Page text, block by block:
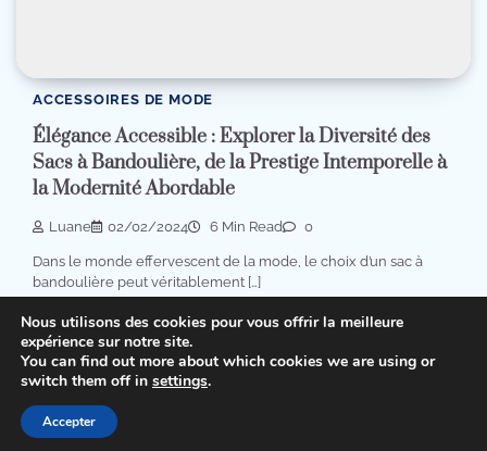
ACCESSOIRES DE MODE
Élégance Accessible : Explorer la Diversité des
Sacs à Bandoulière, de la Prestige Intemporelle à
la Modernité Abordable
Luane 02/02/2024 6 Min Read 0
Dans le monde effervescent de la mode, le choix d’un sac à
bandoulière peut véritablement […]
Copyright © 2026Beauty Tips
|
Politique de confidentialité
Adore Themes
Nous utilisons des cookies pour vous offrir la meilleure
expérience sur notre site.
You can find out more about which cookies we are using or
switch them off in settings.
Accepter